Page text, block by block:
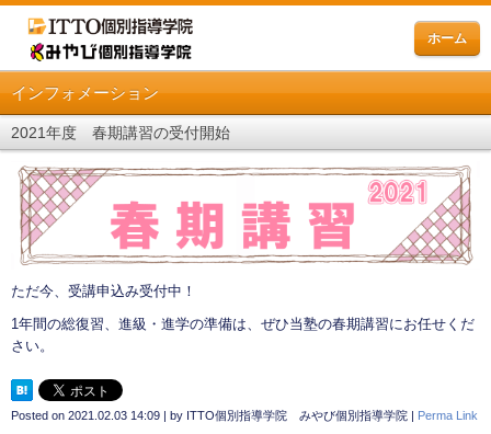
ホーム
インフォメーション
2021年度 春期講習の受付開始
ただ今、受講申込み受付中！
1年間の総復習、進級・進学の準備は、ぜひ当塾の春期講習にお任せくだ
さい。
Posted on 2021.02.03 14:09 | by ITTO個別指導学院 みやび個別指導学院 | Perma Link